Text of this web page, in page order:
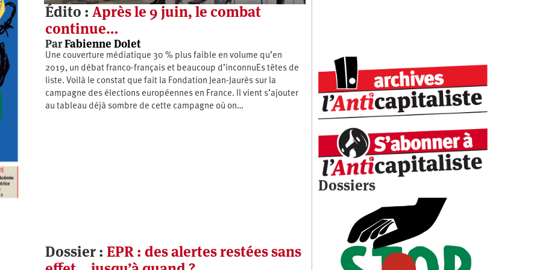
Édito : Après le 9 juin, le combat
continue…
ParFabienne Dolet
Une couverture médiatique 30 % plus faible en volume qu’en
2019, un débat franco-français et beaucoup d’inconnuEs têtes de
liste. Voilà le constat que fait la Fondation Jean-Jaurès sur la
campagne des élections européennes en France. Il vient s’ajouter
au tableau déjà sombre de cette campagne où on…
Dossier : EPR : des alertes restées sans
Dossiers